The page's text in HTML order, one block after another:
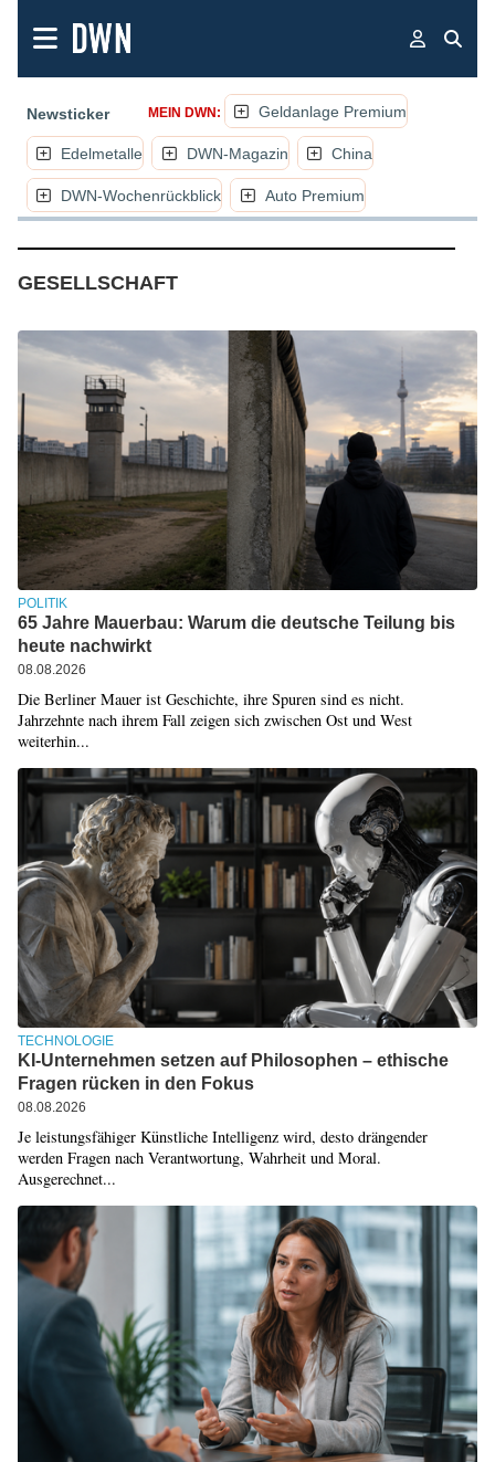
Newsticker MEIN DWN: Geldanlage Premium
Edelmetalle DWN-Magazin China
DWN-Wochenrückblick Auto Premium
GESELLSCHAFT(NACHRICHTEN, ARTIKEL,
POLITIK
65 Jahre Mauerbau: Warum die deutsche Teilung bis
heute nachwirkt
08.08.2026
Die Berliner Mauer ist Geschichte, ihre Spuren sind es nicht.
Jahrzehnte nach ihrem Fall zeigen sich zwischen Ost und West
weiterhin...
TECHNOLOGIE
KI-Unternehmen setzen auf Philosophen – ethische
Fragen rücken in den Fokus
08.08.2026
Je leistungsfähiger Künstliche Intelligenz wird, desto drängender
werden Fragen nach Verantwortung, Wahrheit und Moral.
Ausgerechnet...